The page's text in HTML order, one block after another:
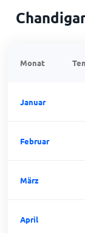
Monat
Januar
Februar
März
April